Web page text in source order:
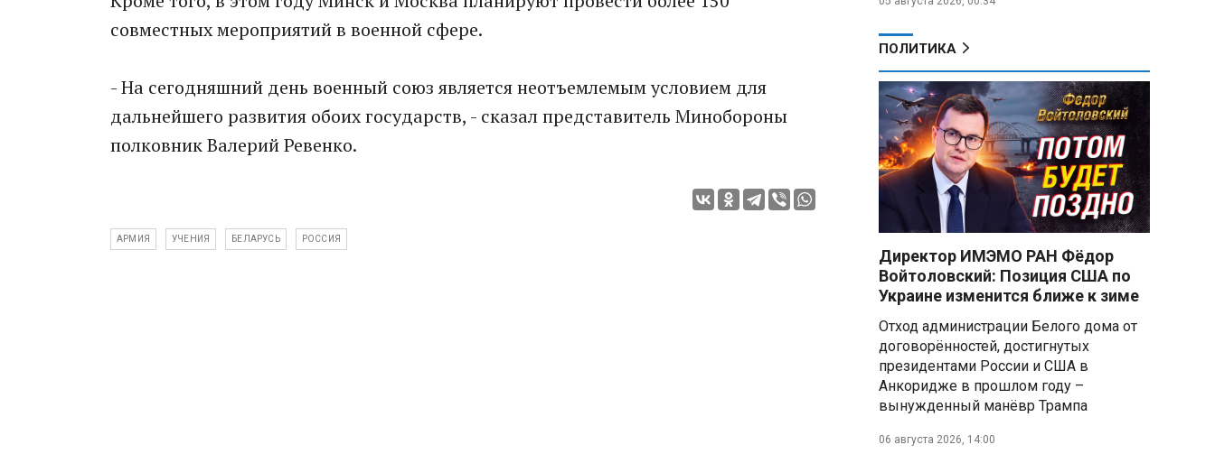
совместных мероприятий в военной сфере.
- На сегодняшний день военный союз является неотъемлемым условием для
дальнейшего развития обоих государств, - сказал представитель Минобороны
полковник Валерий Ревенко.
АРМИЯ УЧЕНИЯ БЕЛАРУСЬ РОССИЯ
ПОЛИТИКА
Директор ИМЭМО РАН Фёдор
Войтоловский: Позиция США по
Украине изменится ближе к зиме
Отход администрации Белого дома от
договорённостей, достигнутых
президентами России и США в
Анкоридже в прошлом году –
вынужденный манёвр Трампа
06 августа 2026, 14:00